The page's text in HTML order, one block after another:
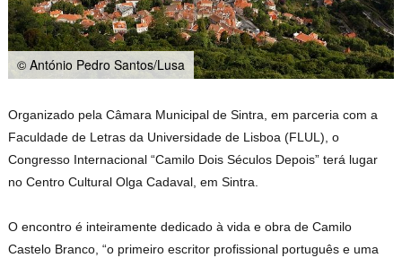
© António Pedro Santos/Lusa
Organizado pela Câmara Municipal de Sintra, em parceria com a
Faculdade de Letras da Universidade de Lisboa (FLUL), o
Congresso Internacional “Camilo Dois Séculos Depois” terá lugar
no Centro Cultural Olga Cadaval, em Sintra.
O encontro é inteiramente dedicado à vida e obra de Camilo
Castelo Branco, “o primeiro escritor profissional português e uma